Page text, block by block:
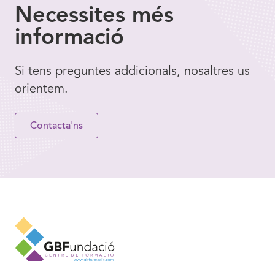
Necessites més
informació
Si tens preguntes addicionals, nosaltres us
orientem.
Contacta'ns